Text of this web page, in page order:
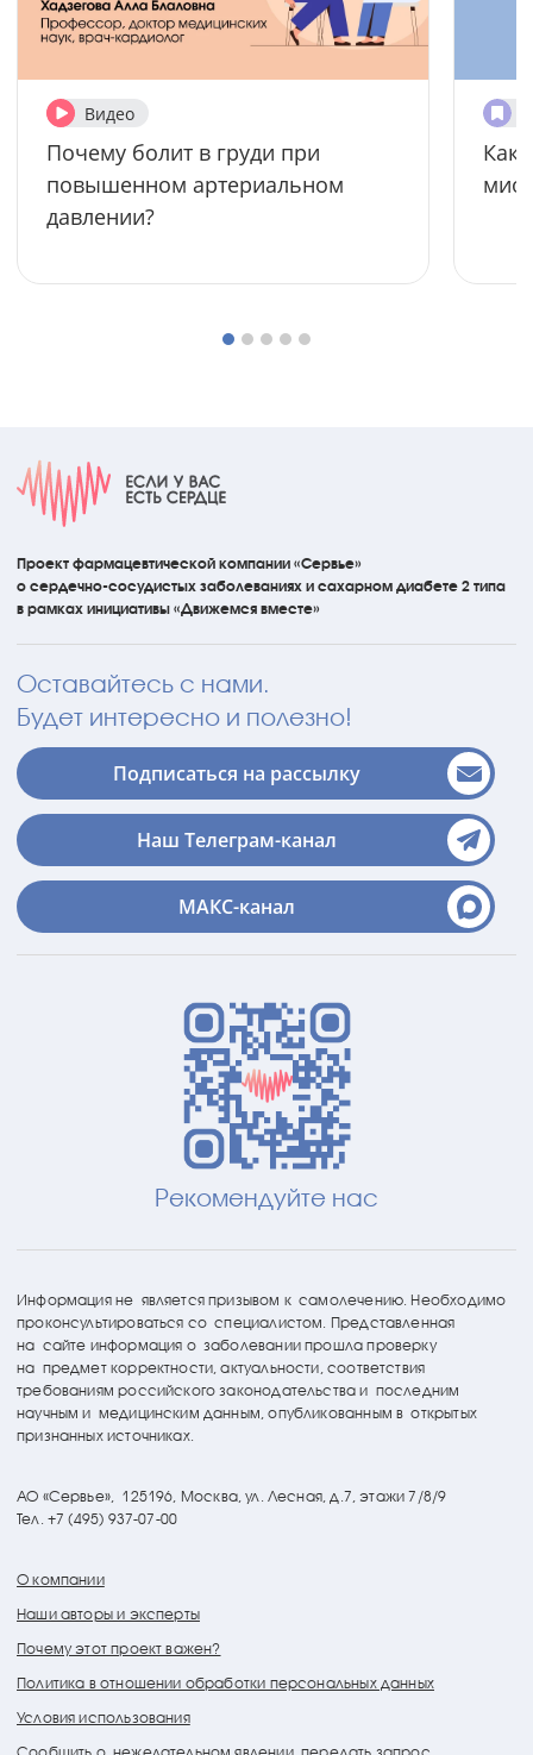
Видео
Почему болит в груди при
повышенном артериальном
давлении?
Как
Проект фармацевтической компании «Сервье»
о сердечно-сосудистых заболеваниях и сахарном диабете 2 типа
в рамках инициативы «Движемся вместе»
Оставайтесь с нами.
Будет интересно и полезно!
Подписаться на рассылку
Наш Телеграм-канал
МАКС-канал
О компании
Наши авторы и эксперты
Почему этот проект важен?
Политика в отношении обработки персональных данных
Условия использования
АО «Сервье», 125196, Москва, ул. Лесная, д.7, этажи 7/8/9
Тел. +7 (495) 937-07-00
Информация не является призывом к самолечению. Необходимо
проконсультироваться со специалистом. Представленная
на сайте информация о заболевании прошла проверку
на предмет корректности, актуальности, соответствия
требованиям российского законодательства и последним
научным и медицинским данным, опубликованным в открытых
признанных источниках.
Рекомендуйте нас